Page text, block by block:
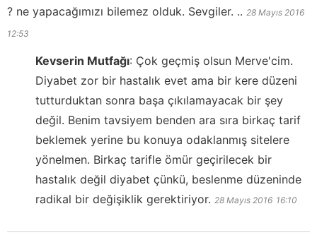
? ne yapacağımızı bilemez olduk. Sevgiler. .. 28 Mayıs 2016
12:53
Kevserin Mutfağı: Çok geçmiş olsun Merve'cim.
Diyabet zor bir hastalık evet ama bir kere düzeni
tutturduktan sonra başa çıkılamayacak bir şey
değil. Benim tavsiyem benden ara sıra birkaç tarif
beklemek yerine bu konuya odaklanmış sitelere
yönelmen. Birkaç tarifle ömür geçirilecek bir
hastalık değil diyabet çünkü, beslenme düzeninde
radikal bir değişiklik gerektiriyor. 28 Mayıs 2016 16:10